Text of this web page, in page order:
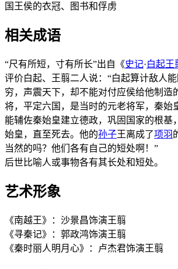
国王侯的衣冠、图书和俘虏
相关成语
“尺有所短，寸有所长”出自《史记·白起王
评价白起、王翦二人说：“白起算计敌人
穷，声震天下，却不能对付应侯给他制造
将，平定六国，是当时的元老将军，秦始
能辅佐秦始皇建立德政，巩固国家的根基
始皇，直至死去。他的孙子王离成了项羽
当然的吗？他们各有自己的短处啊！”
后世比喻人或事物各有其长处和短处。
艺术形象
《南越王》：沙景昌饰演王翦
《寻秦记》：郭政鸿饰演王翦
《秦时丽人明月心》：卢杰君饰演王翦